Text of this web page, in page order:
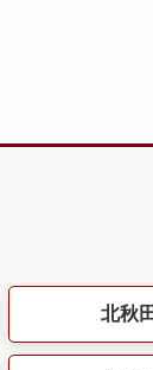
北秋